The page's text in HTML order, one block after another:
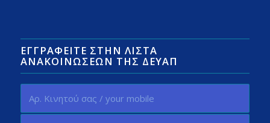
ΕΓΓΡΑΦΕΊΤΕ ΣΤΗΝ ΛΊΣΤΑ
ΑΝΑΚΟΙΝΏΣΕΩΝ ΤΗΣ ΔΕΥΑΠ